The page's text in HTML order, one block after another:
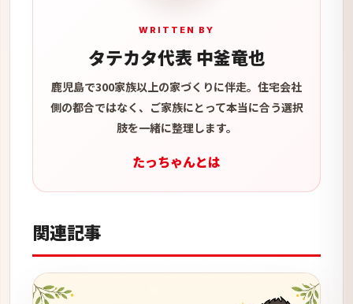
WRITTEN BY
タテカタ代表 中釜竜也
鹿児島で300家族以上の家づくりに伴走。住宅会社
側の都合ではなく、ご家族にとって本当に合う選択
肢を一緒に整理します。
たっちゃんとは
関連記事